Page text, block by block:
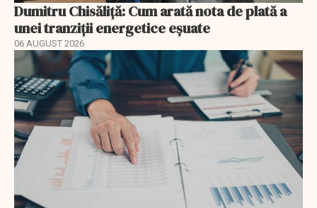
Dumitru Chisăliță: Cum arată nota de plată a
unei tranziții energetice eșuate
06 AUGUST 2026